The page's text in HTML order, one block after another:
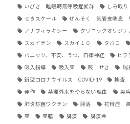
いびき 睡眠時無呼吸症候群 しみ取り
せきスケール ぜんそく 気管支喘息
アナフィラキシー クリニックオリジナ
スカイテン スカイ１０ タバコ
パニック、不安、うつ、自律神経 ピラ
吸入指導 吸入薬 咳 せき 喘
新型コロナウイルス COVID-19 検査
発作 禁煙外来をやらない理由 美容
肺炎球菌ワクチン 腸活 花粉症
薬 薬膳 講演 講演会